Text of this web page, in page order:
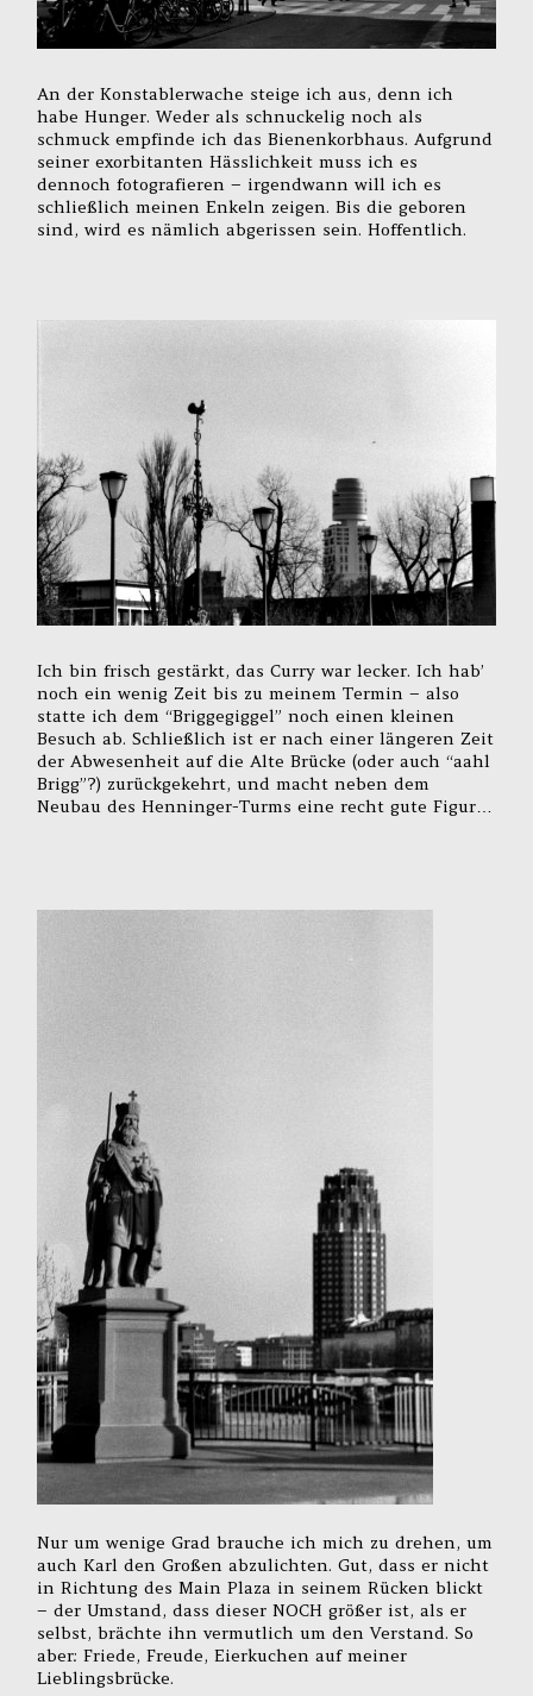
An der Konstablerwache steige ich aus, denn ich
habe Hunger. Weder als schnuckelig noch als
schmuck empfinde ich das Bienenkorbhaus. Aufgrund
seiner exorbitanten Hässlichkeit muss ich es
dennoch fotografieren – irgendwann will ich es
schließlich meinen Enkeln zeigen. Bis die geboren
sind, wird es nämlich abgerissen sein. Hoffentlich.
Ich bin frisch gestärkt, das Curry war lecker. Ich hab’
noch ein wenig Zeit bis zu meinem Termin – also
statte ich dem “Briggegiggel” noch einen kleinen
Besuch ab. Schließlich ist er nach einer längeren Zeit
der Abwesenheit auf die Alte Brücke (oder auch “aahl
Brigg”?) zurückgekehrt, und macht neben dem
Neubau des Henninger-Turms eine recht gute Figur…
Nur um wenige Grad brauche ich mich zu drehen, um
auch Karl den Großen abzulichten. Gut, dass er nicht
in Richtung des Main Plaza in seinem Rücken blickt
– der Umstand, dass dieser NOCH größer ist, als er
selbst, brächte ihn vermutlich um den Verstand. So
aber: Friede, Freude, Eierkuchen auf meiner
Lieblingsbrücke.